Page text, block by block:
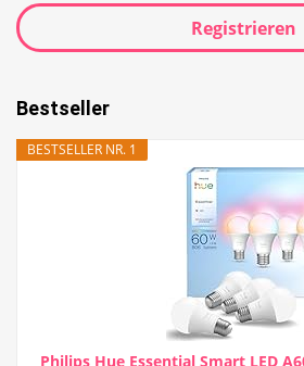
Registrieren
Bestseller
BESTSELLER NR. 1
Philips Hue Essential Smart LED